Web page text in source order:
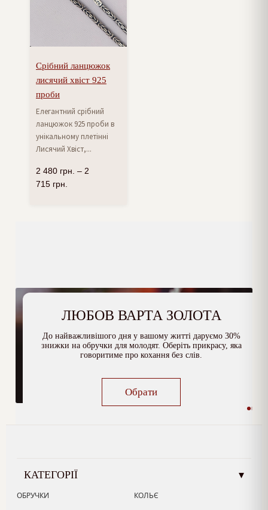
Срібний ланцюжок
лисячий хвіст 925
проби
Елегантний срібний
ланцюжок 925 проби в
унікальному плетінні
Лисячий Хвіст,...
2 480 грн. – 2
715 грн.
ЛЮБОВ ВАРТА ЗОЛОТА
До найважливішого дня у вашому житті даруємо 30%
знижки на обручки для молодят. Оберіть прикрасу, яка
говоритиме про кохання без слів.
Обрати
КАТЕГОРІЇ ▾
ОБРУЧКИ КОЛЬЄ